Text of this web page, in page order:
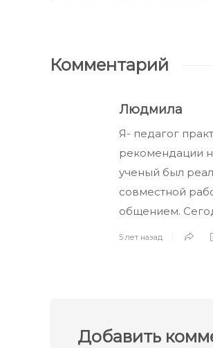
Комментарий
Людмила
Я- педагог
рекомендации
ученый был
совместной
общением.
5 лет назад
Добавить